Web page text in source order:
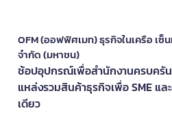
ที่พอดีจะช่วยป้องกันการรั่วซึมและเพิ่
ระบบระบายอากาศ - สำหรับงานที่ต้อ
ชุดที่มีระบายอากาศดีเพื่อลดความร้อ
ฟังก์ชันเพิ่มเติม - พิจารณาอุปกรณ์เ
กันเคมี รองเท้าบู๊ทนิรภัย ที่อาจมาพ
ชุด ppe ราคา - เปรียบเทียบราคา
OFM (ออฟฟิศเมท) ธุรกิจในเครือ เซ็
จำกัด (มหาชน)
ช้อปอุปกรณ์เพื่อสำนักงานครบครั
แหล่งรวมสินค้าธุรกิจเพื่อ SME แ
เดียว